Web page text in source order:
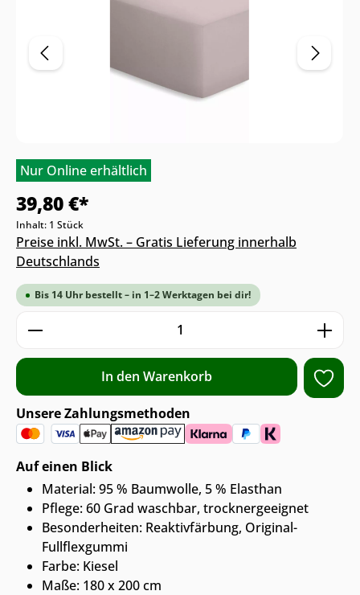
Nur Online erhältlich
39,80 €*
Inhalt: 1 Stück
Preise inkl. MwSt. – Gratis Lieferung innerhalb
Deutschlands
Bis 14 Uhr bestellt – in 1–2 Werktagen bei dir!
Produkt Anzahl: Gib den
In den Warenkorb
Unsere Zahlungsmethoden
Auf einen Blick
Material: 95 % Baumwolle, 5 % Elasthan
Pflege: 60 Grad waschbar, trocknergeeignet
Besonderheiten: Reaktivfärbung, Original-
Fullflexgummi
Farbe: Kiesel
Maße: 180 x 200 cm